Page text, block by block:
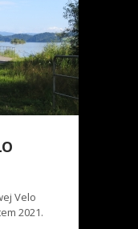
Velo
2021.